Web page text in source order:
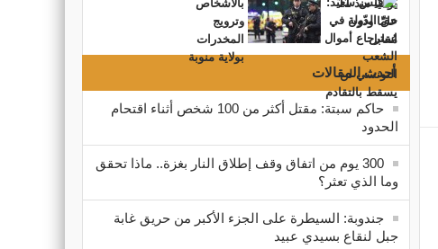
أحدث المقالات
حاكم سبتة: مقتل أكثر من 100 شخص أثناء اقتحام
الحدود
300 يوم من اتفاق وقف إطلاق النار بغزة.. ماذا تحقق
وما الذي تعثر؟
جندوبة: السيطرة على الجزء الأكبر من حريق غابة
جبل لنقاع بسيدي عبيد